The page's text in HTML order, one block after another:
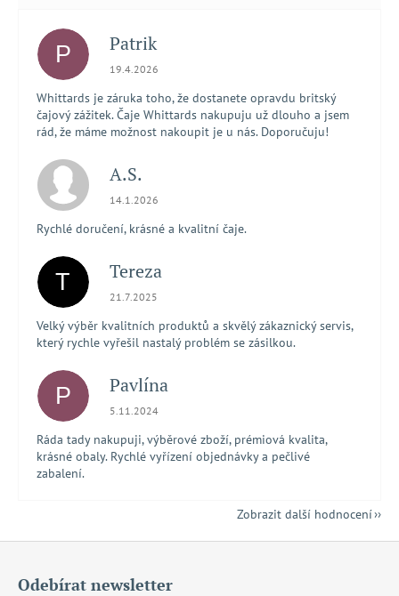
P Patrik
Hodnocení obchodu je 5 z 5 hvězdiček.
19.4.2026
Whittards je záruka toho, že dostanete opravdu britský
čajový zážitek. Čaje Whittards nakupuju už dlouho a jsem
rád, že máme možnost nakoupit je u nás. Doporučuju!
A.S.
Hodnocení obchodu je 5 z 5 hvězdiček.
14.1.2026
Rychlé doručení, krásné a kvalitní čaje.
T Tereza
Hodnocení obchodu je 5 z 5 hvězdiček.
21.7.2025
Velký výběr kvalitních produktů a skvělý zákaznický servis,
který rychle vyřešil nastalý problém se zásilkou.
P Pavlína
Hodnocení obchodu je 5 z 5 hvězdiček.
5.11.2024
Ráda tady nakupuji, výběrové zboží, prémiová kvalita,
krásné obaly. Rychlé vyřízení objednávky a pečlivé
zabalení.
Zobrazit další hodnocení
Odebírat newsletter